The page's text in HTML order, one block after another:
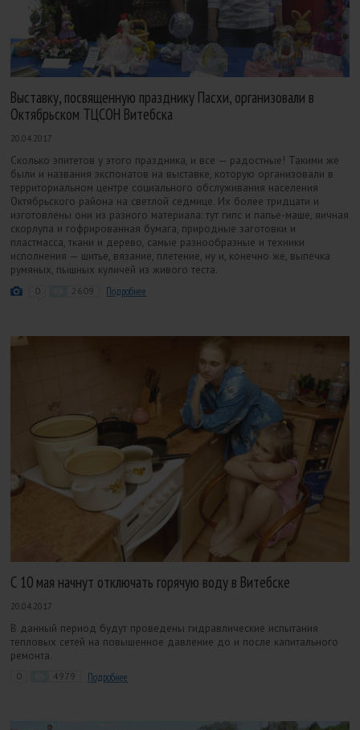
Выставку, посвященную празднику Пасхи, организовали в
Октябрьском ТЦСОН Витебска
20.04.2017
Сколько эпитетов у этого праздника, и все — радостные! Такими же
были и названия экспонатов на выставке, которую организовали в
территориальном центре социального обслуживания населения
Октябрьского района на светлой седмице. Их более тридцати и
изготовлены они из разного материала: тут гипс и папье-маше, яичная
скорлупа и гофрированная бумага, природные заготовки и
пластмасса, ткани и дерево, самые разнообразные и техники
исполнения — шитье, вязание, плетение, ну и, конечно же, выпечка
румяных, пышных куличей из живого теста.
0 2609 Подробнее
С 10 мая начнут отключать горячую воду в Витебске
20.04.2017
В данный период будут проведены гидравлические испытания
тепловых сетей на повышенное давление до и после капитального
ремонта.
0 4979 Подробнее